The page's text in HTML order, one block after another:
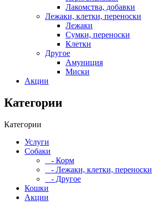
Лакомства, добавки
Лежаки, клетки, переноски
Лежаки
Сумки, переноски
Клетки
Другое
Амуниция
Миски
Акции
Категории
Категории
Услуги
Собаки
- Корм
- Лежаки, клетки, переноски
- Другое
Кошки
Акции